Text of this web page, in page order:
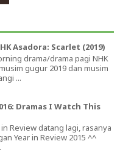
Asadora: Scarlet (2019)
drama/drama pagi NHK
gugur 2019 dan musim
...
Dramas I Watch This
Review datang lagi, rasanya
Year in Review 2015 ^^